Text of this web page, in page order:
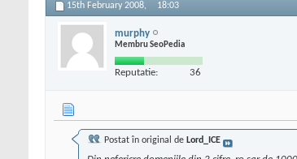
15th February 2008, 18:03
murphy
Membru SeoPedia
Reputatie: 36
Postat în original de Lord_ICE